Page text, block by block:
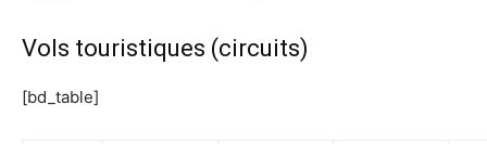
Vols touristiques (circuits)
[bd_table]